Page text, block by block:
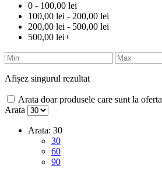
0 - 100,00 lei
100,00 lei - 200,00 lei
200,00 lei - 500,00 lei
500,00 lei+
Afișez singurul rezultat
Arata doar produsele care sunt la oferta
Arata
Arata: 30
30
60
90